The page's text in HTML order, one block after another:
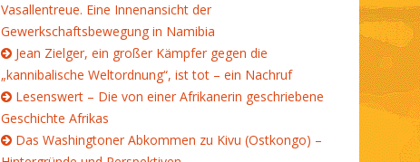
Vasallentreue. Eine Innenansicht der
Gewerkschaftsbewegung in Namibia
Jean Zielger, ein großer Kämpfer gegen die
„kannibalische Weltordnung“, ist tot – ein Nachruf
Lesenswert – Die von einer Afrikanerin geschriebene
Geschichte Afrikas
Das Washingtoner Abkommen zu Kivu (Ostkongo) –